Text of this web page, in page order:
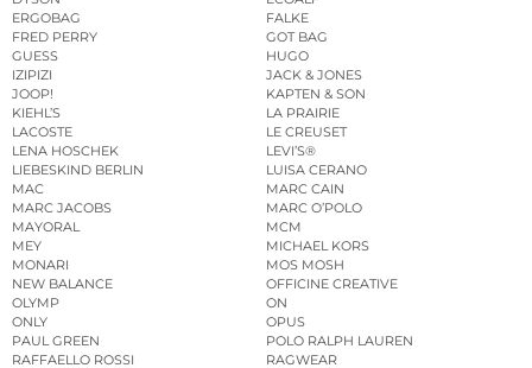
ERGOBAG
FALKE
FRED PERRY
GOT BAG
GUESS
HUGO
IZIPIZI
JACK & JONES
JOOP!
KAPTEN & SON
KIEHL’S
LA PRAIRIE
LACOSTE
LE CREUSET
LENA HOSCHEK
LEVI’S®
LIEBESKIND BERLIN
LUISA CERANO
MAC
MARC CAIN
MARC JACOBS
MARC O’POLO
MAYORAL
MCM
MEY
MICHAEL KORS
MONARI
MOS MOSH
NEW BALANCE
OFFICINE CREATIVE
OLYMP
ON
ONLY
OPUS
PAUL GREEN
POLO RALPH LAUREN
RAFFAELLO ROSSI
RAGWEAR